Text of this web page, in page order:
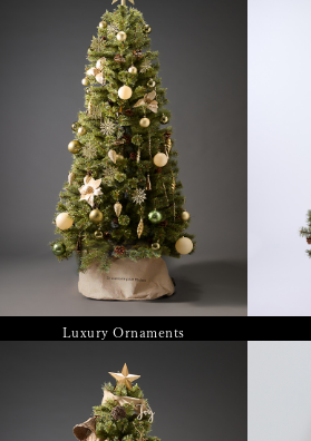
Luxury Ornaments